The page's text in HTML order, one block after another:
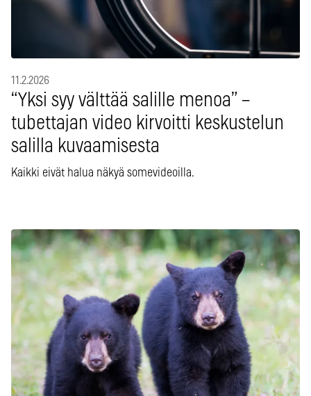
11.2.2026
“Yksi syy välttää salille menoa” –
tubettajan video kirvoitti keskustelun
salilla kuvaamisesta
Kaikki eivät halua näkyä somevideoilla.